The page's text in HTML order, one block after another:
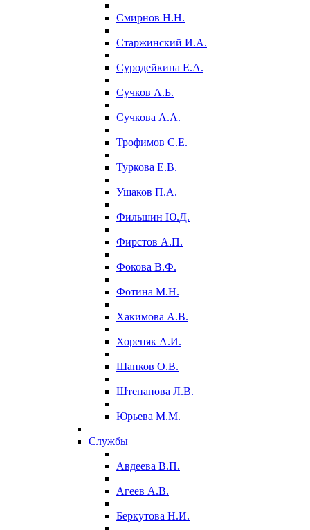
Смирнов Н.Н.
Старжинский И.А.
Суродейкина Е.А.
Сучков А.Б.
Сучкова А.А.
Трофимов С.Е.
Туркова Е.В.
Ушаков П.А.
Фильшин Ю.Д.
Фирстов А.П.
Фокова В.Ф.
Фотина М.Н.
Хакимова А.В.
Хореняк А.И.
Шапков О.В.
Штепанова Л.В.
Юрьева М.М.
Службы
Авдеева В.П.
Агеев А.В.
Беркутова Н.И.